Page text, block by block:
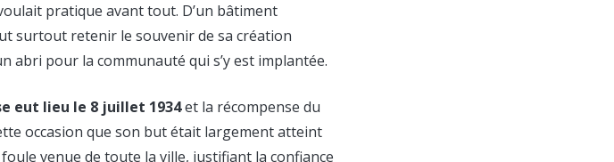
pratique avant tout. D’un bâtiment
surtout retenir le souvenir de sa création
abri pour la communauté qui s’y est implantée.
eut lieu le 8 juillet 1934et la récompense du
occasion que son but était largement atteint
venue de toute la ville, justifiant la confiance